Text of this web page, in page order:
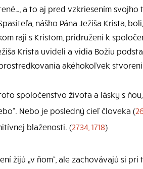
a to aj pred vzkriesením svojho
nášho Pána Ježiša Krista,
raji s Kristom, pridružení k
Krista uvideli a vidia Božiu
akéhokoľvek
spoločenstvo života a lásky s ňou,
Nebo je posledný cieľ človeka (
blaženosti. (2734, 1718)
žijú „v ňom“, ale zachovávajú si pri